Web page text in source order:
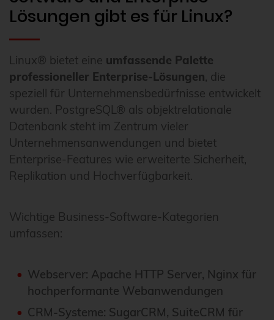
Lösungen gibt es für Linux?
Linux® bietet eine umfassende Palette
professioneller Enterprise-Lösungen, die
speziell für Unternehmensbedürfnisse entwickelt
wurden. PostgreSQL® als objektrelationale
Datenbank steht im Zentrum vieler
Unternehmensanwendungen und bietet
Enterprise-Features wie erweiterte Sicherheit,
Replikation und Hochverfügbarkeit.
Wichtige Business-Software-Kategorien
umfassen:
Webserver: Apache HTTP Server, Nginx für
hochperformante Webanwendungen
CRM-Systeme: SugarCRM, SuiteCRM für